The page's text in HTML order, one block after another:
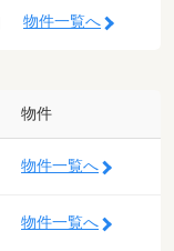
物件一覧へ
物件
物件一覧へ
物件一覧へ